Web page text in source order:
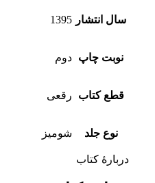
سال انتشار 1395
نوبت چاپ دوم
قطع کتاب رقعی
نوع جلد شومیز
دربارۀ کتاب